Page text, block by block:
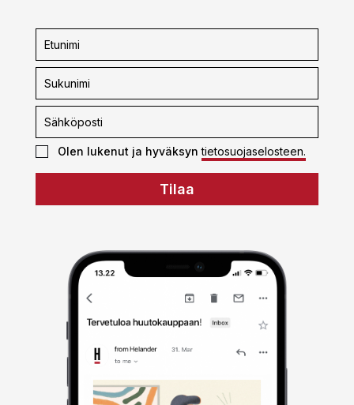
Uutiskirjeen
tilaus
Olen lukenut ja hyväksyntietosuojaselosteen.
Tilaa